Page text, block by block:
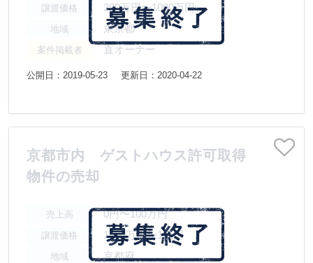
譲渡価格 300万円〜1000万円
地域 東京都
案件掲載者 直オーナー
公開日：2019-05-23 更新日：2020-04-22
京都市内 ゲストハウス許可取得
物件の売却
売上高 0円〜100万円
譲渡価格 1000万円〜1億円
地域 京都府